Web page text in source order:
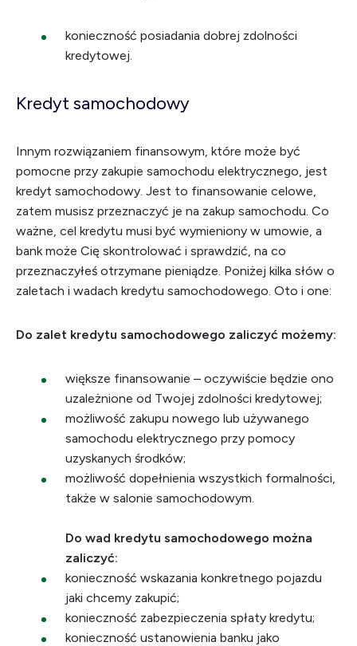
konieczność posiadania dobrej zdolności
kredytowej.
Kredyt samochodowy
Innym rozwiązaniem finansowym, które może być
pomocne przy zakupie samochodu elektrycznego, jest
kredyt samochodowy. Jest to finansowanie celowe,
zatem musisz przeznaczyć je na zakup samochodu. Co
ważne, cel kredytu musi być wymieniony w umowie, a
bank może Cię skontrolować i sprawdzić, na co
przeznaczyłeś otrzymane pieniądze. Poniżej kilka słów o
zaletach i wadach kredytu samochodowego. Oto i one:
Do zalet kredytu samochodowego zaliczyć możemy:
większe finansowanie – oczywiście będzie ono
uzależnione od Twojej zdolności kredytowej;
możliwość zakupu nowego lub używanego
samochodu elektrycznego przy pomocy
uzyskanych środków;
możliwość dopełnienia wszystkich formalności,
także w salonie samochodowym.
Do wad kredytu samochodowego można
zaliczyć:
konieczność wskazania konkretnego pojazdu
jaki chcemy zakupić;
konieczność zabezpieczenia spłaty kredytu;
konieczność ustanowienia banku jako